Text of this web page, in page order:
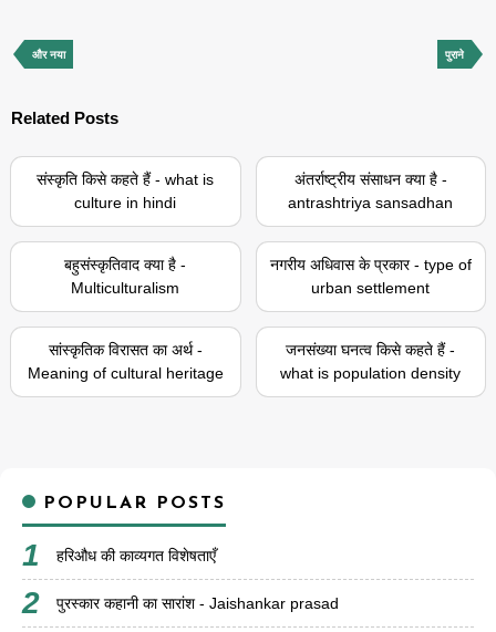
और नया पुराने
Related Posts
संस्कृति किसे कहते हैं - what is
culture in hindi
अंतर्राष्ट्रीय संसाधन क्या है -
antrashtriya sansadhan
बहुसंस्कृतिवाद क्या है -
Multiculturalism
नगरीय अधिवास के प्रकार - type of
urban settlement
सांस्कृतिक विरासत का अर्थ -
Meaning of cultural heritage
जनसंख्या घनत्व किसे कहते हैं -
what is population density
POPULAR POSTS
हरिऔध की काव्यगत विशेषताएँ
पुरस्कार कहानी का सारांश - Jaishankar prasad